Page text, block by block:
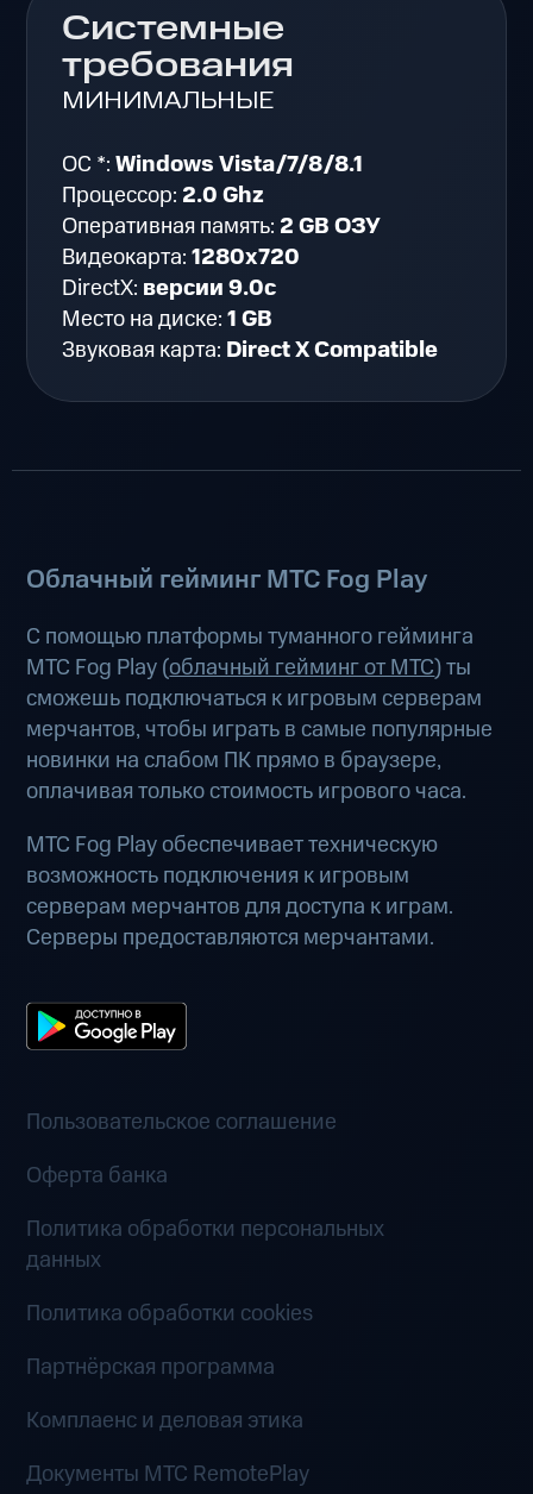
Системные
требования
МИНИМАЛЬНЫЕ
ОС *:Windows Vista/7/8/8.1
Процессор: 2.0 Ghz
Оперативная память: 2 GB ОЗУ
Видеокарта:1280x720
DirectX: версии 9.0c
Место на диске:1 GB
Звуковая карта: Direct X Compatible
Облачный гейминг МТС Fog Play
С помощью платформы туманного гейминга
МТС Fog Play (облачный гейминг от МТС) ты
сможешь подключаться к игровым серверам
мерчантов, чтобы играть в самые популярные
новинки на слабом ПК прямо в браузере,
оплачивая только стоимость игрового часа.
МТС Fog Play обеспечивает техническую
возможность подключения к игровым
серверам мерчантов для доступа к играм.
Серверы предоставляются мерчантами.
Пользовательское соглашение
Оферта банка
Политика обработки персональных
данных
Политика обработки cookies
Партнёрская программа
Комплаенс и деловая этика
Документы MTC RemotePlay